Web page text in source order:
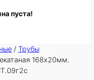
пуста!
/ Трубы
168х20мм.